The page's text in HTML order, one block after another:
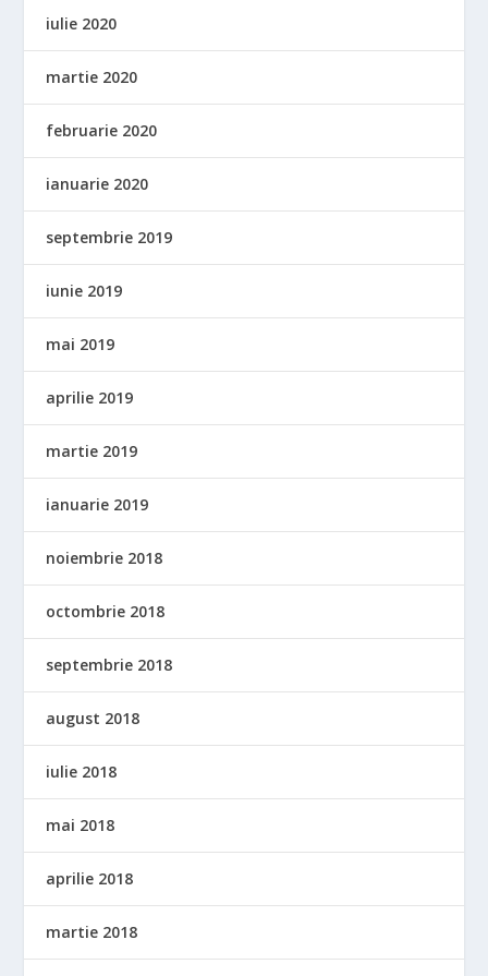
iulie 2020
martie 2020
februarie 2020
ianuarie 2020
septembrie 2019
iunie 2019
mai 2019
aprilie 2019
martie 2019
ianuarie 2019
noiembrie 2018
octombrie 2018
septembrie 2018
august 2018
iulie 2018
mai 2018
aprilie 2018
martie 2018